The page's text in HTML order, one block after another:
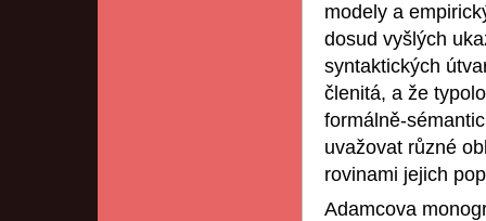
modely a
dosud vyšlých
syntaktických
členitá, a že
formálně-
uvažovat různé
rovinami jejich
Adamcova